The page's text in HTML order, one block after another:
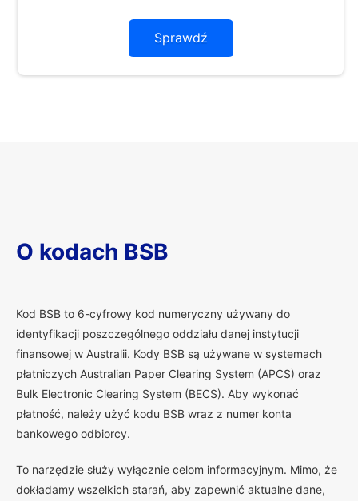
Sprawdź
O kodach BSB
Kod BSB to 6-cyfrowy kod numeryczny używany do
identyfikacji poszczególnego oddziału danej instytucji
finansowej w Australii. Kody BSB są używane w systemach
płatniczych Australian Paper Clearing System (APCS) oraz
Bulk Electronic Clearing System (BECS). Aby wykonać
płatność, należy użyć kodu BSB wraz z numer konta
bankowego odbiorcy.
To narzędzie służy wyłącznie celom informacyjnym. Mimo, że
dokładamy wszelkich starań, aby zapewnić aktualne dane,